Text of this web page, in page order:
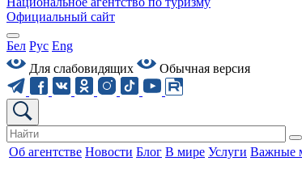
Официальный сайт
Бел Рус Eng
Для слабовидящих
Обычная версия
Об агентстве Новости Блог В мире Услуги Важные